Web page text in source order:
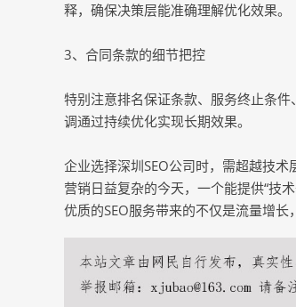
释，确保决策层能准确理解优化效果。
3、合同条款的细节把控
特别注意排名保证条款、服务终止条
调通过持续优化实现长期效果。
企业选择深圳SEO公司时，需超越技
营销日益复杂的今天，一个能提供“技
优质的SEO服务带来的不仅是流量增长